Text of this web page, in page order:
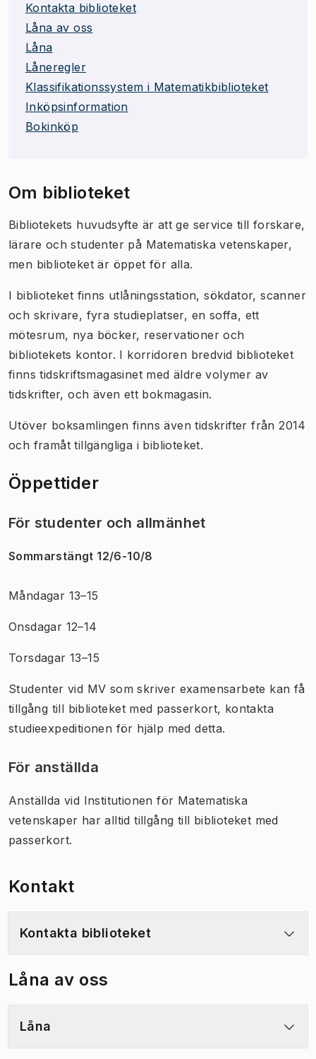
Kontakta biblioteket
Låna av oss
Låna
Låneregler
Klassifikationssystem i Matematikbiblioteket
Inköpsinformation
Bokinköp
Om biblioteket
Bibliotekets huvudsyfte är att ge service till forskare,
lärare och studenter på Matematiska vetenskaper,
men biblioteket är öppet för alla.
I biblioteket finns utlåningsstation, sökdator, scanner
och skrivare, fyra studieplatser, en soffa, ett
mötesrum, nya böcker, reservationer och
bibliotekets kontor. I korridoren bredvid biblioteket
finns tidskriftsmagasinet med äldre volymer av
tidskrifter, och även ett bokmagasin.
Utöver boksamlingen finns även tidskrifter från 2014
och framåt tillgängliga i biblioteket.
Öppettider
För studenter och allmänhet
Sommarstängt 12/6-10/8
Måndagar 13–15
Onsdagar 12–14
Torsdagar 13–15
Studenter vid MV som skriver examensarbete kan få
tillgång till biblioteket med passerkort, kontakta
studieexpeditionen för hjälp med detta.
För anställda
Anställda vid Institutionen för Matematiska
vetenskaper har alltid tillgång till biblioteket med
passerkort.
Kontakt
Kontakta biblioteket
Låna av oss
Låna